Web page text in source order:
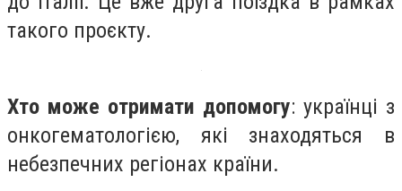
такого проєкту.
Хто може отримати допомогу: українці з
онкогематологією, які знаходяться в
небезпечних регіонах країни.